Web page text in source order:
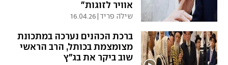
אוויר לזוגות"
שילֹה פריד 16.04.26
ברכת הכהנים נערכה במתכונת
מצומצמת בכותל, הרב הראשי
שוב ביקר את בג"ץ